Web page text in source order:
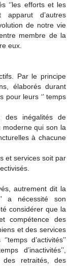
‘’les efforts et les
apparut d’autres
de notre vie
membre de la
eux.
Par le principe
élaborés durant
pour leurs ‘’ temps
des inégalités de
moderne qui son la
à chacune
et services soit par
autrement dit la
a nécessité son
considérer que la
compétence des
et des services
d’activités’’
d’inactivités’’,
des retraités, des